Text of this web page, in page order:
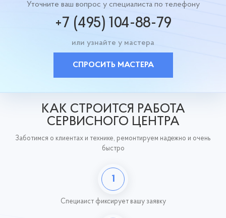
Уточните ваш вопрос у специалиста по телефону
+7 (495) 104-88-79
или узнайте у мастера
СПРОСИТЬ МАСТЕРА
КАК СТРОИТСЯ РАБОТА
СЕРВИСНОГО ЦЕНТРА
Заботимся о клиентах и технике, ремонтируем надежно и очень
быстро
1
Специаист фиксируетвашу заявку